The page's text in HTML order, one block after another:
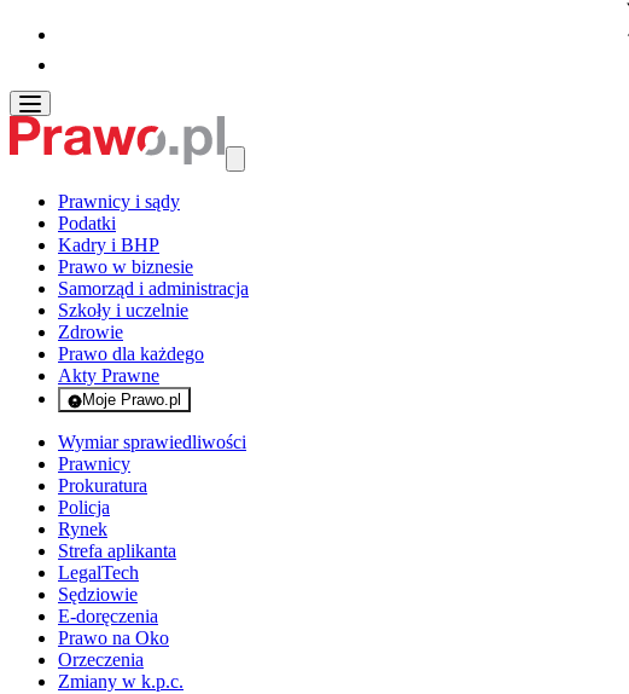
Prawnicy i sądy
Podatki
Kadry i BHP
Prawo w biznesie
Samorząd i administracja
Szkoły i uczelnie
Zdrowie
Prawo dla każdego
Akty Prawne
Moje Prawo.pl
- rejestracja i logowanie do serwisu
Wymiar sprawiedliwości
Prawnicy
Prokuratura
Policja
Rynek
Strefa aplikanta
LegalTech
Sędziowie
E-doręczenia
Prawo na Oko
Orzeczenia
Zmiany w k.p.c.